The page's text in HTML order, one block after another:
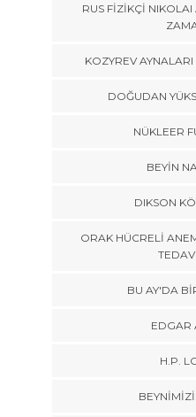
RUS FİZİKÇİ NIKOLAI
KOZYREV
DOĞUDAN
NÜKLEER
BEYİN
DIKSON
ORAK HÜCRELİ
BU AY'DA
EDGAR
H.P.